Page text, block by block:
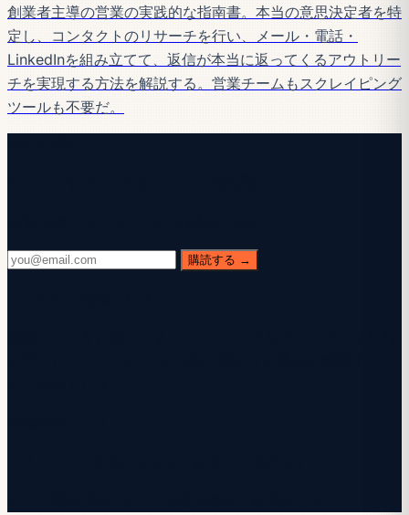
創業者主導の営業の実践的な指南書。本当の意思決定者を特
定し、コンタクトのリサーチを行い、メール・電話・
LinkedInを組み立てて、返信が本当に返ってくるアウトリー
チを実現する方法を解説する。営業チームもスクレイピング
ツールも不要だ。
購読する →